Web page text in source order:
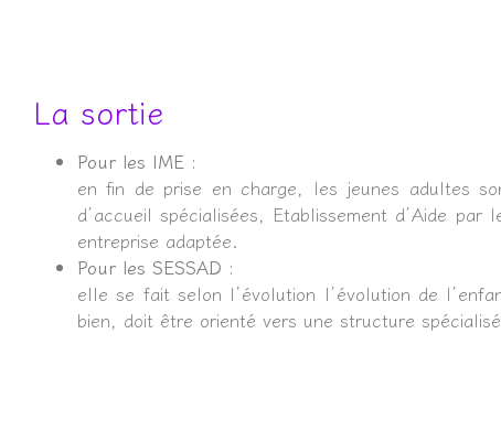
La sortie
Pour les IME :
en fin de prise en charge, les jeunes adultes
d’accueil spécialisées, Etablissement d’Aide
entreprise adaptée.
Pour les SESSAD :
elle se fait selon l’évolution l’évolution de
bien, doit être orienté vers une structure